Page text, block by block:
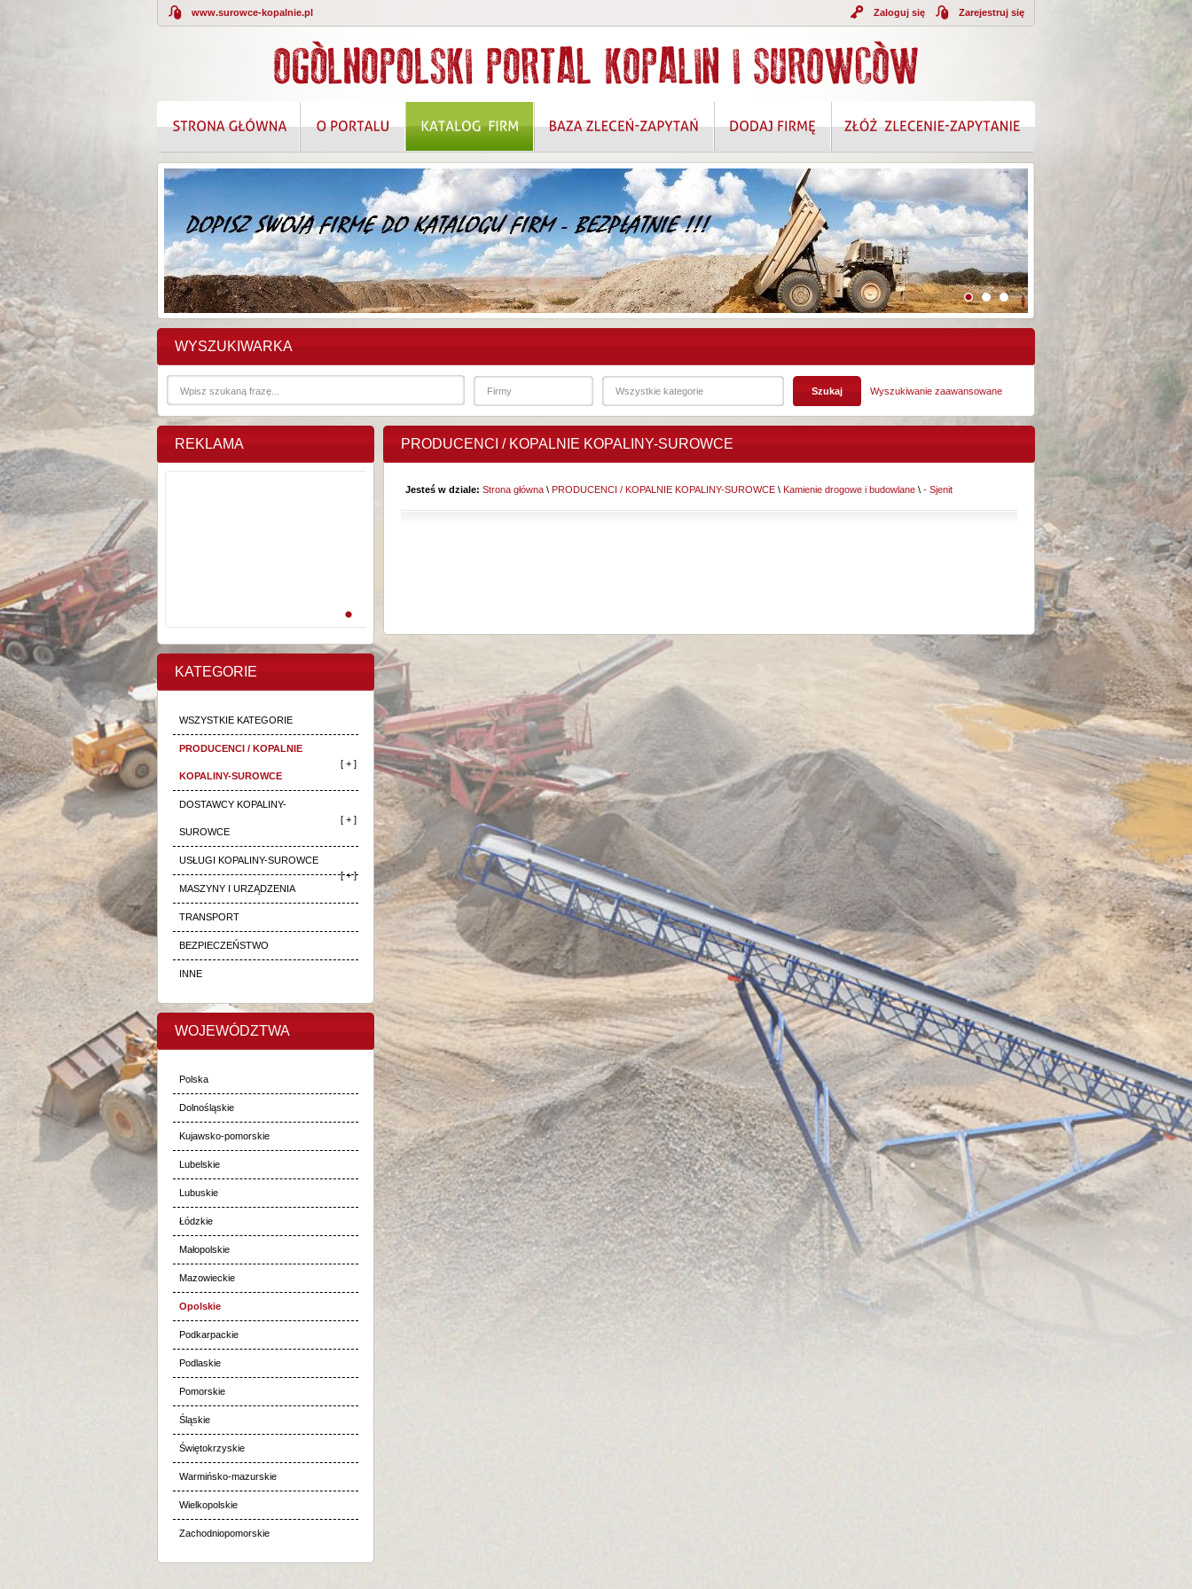
www.surowce-kopalnie.pl Zarejestruj się
Zaloguj się
KOMPLEKSOWE ROZWIĄZANIA W ZAKRESIE OCHRONY DANYCH OSOBOWYCH I BEZPIECZEŃSTWA INFORMACJI
WYSZUKIWARKA
Wyszukiwanie zaawansowane
REKLAMA
KATEGORIE
WSZYSTKIE KATEGORIE
PRODUCENCI / KOPALNIE
KOPALINY-SUROWCE
[ + ]
DOSTAWCY KOPALINY-
SUROWCE
[ + ]
USŁUGI KOPALINY-SUROWCE
[ + ]
MASZYNY I URZĄDZENIA
TRANSPORT
BEZPIECZEŃSTWO
INNE
WOJEWÓDZTWA
Polska
Dolnośląskie
Kujawsko-pomorskie
Lubelskie
Lubuskie
Łódzkie
Małopolskie
Mazowieckie
Opolskie
Podkarpackie
Podlaskie
Pomorskie
Śląskie
Świętokrzyskie
Warmińsko-mazurskie
Wielkopolskie
Zachodniopomorskie
PRODUCENCI / KOPALNIE KOPALINY-SUROWCE
Jesteś w dziale: Strona główna \ PRODUCENCI / KOPALNIE KOPALINY-SUROWCE \ Kamienie drogowe i budowlane \ - Sjenit